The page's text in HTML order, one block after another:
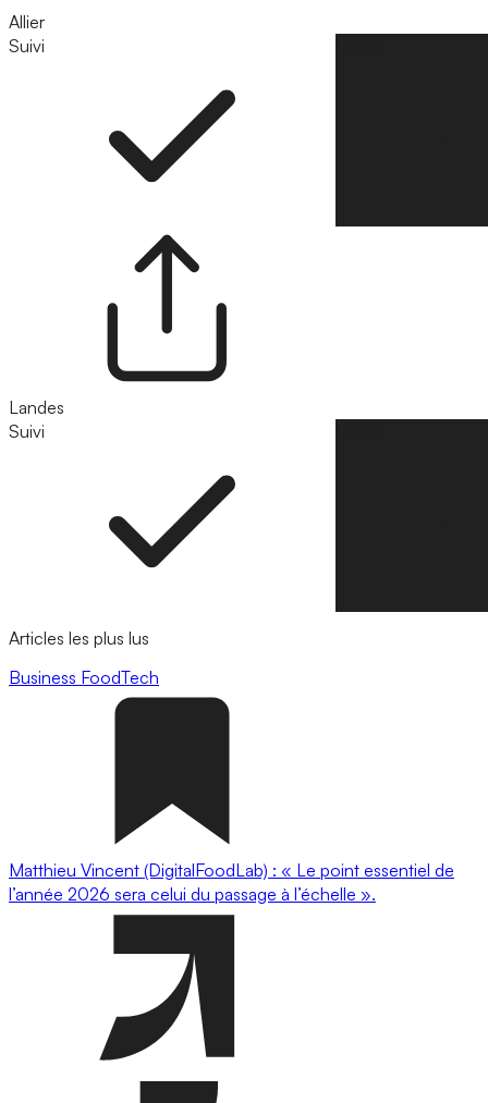
Allier
Suivi
Landes
Suivi
Articles les plus lus
Business FoodTech
Matthieu Vincent (DigitalFoodLab) : « Le point essentiel de
l’année 2026 sera celui du passage à l’échelle ».